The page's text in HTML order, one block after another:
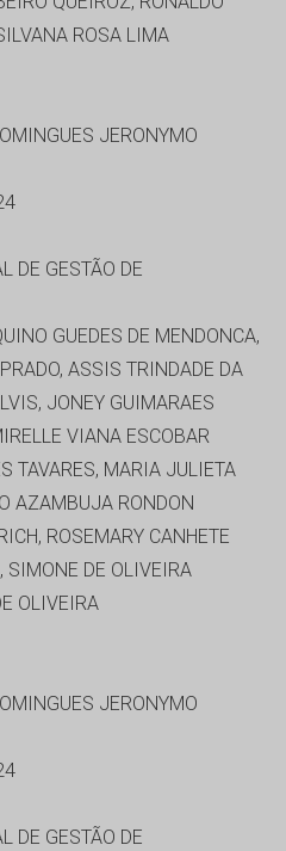
ROSA LIMA
JERONYMO
DE GESTÃO DE
GUEDES DE MENDONCA,
ASSIS TRINDADE DA
JONEY GUIMARAES
VIANA ESCOBAR
TAVARES, MARIA JULIETA
AZAMBUJA RONDON
ROSEMARY CANHETE
SIMONE DE OLIVEIRA
OLIVEIRA
JERONYMO
DE GESTÃO DE